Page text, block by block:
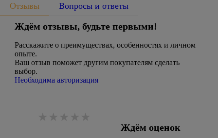
Отзывы Вопросы и ответы
Ждём отзывы, будьте первыми!
Расскажите о преимуществах, особенностях и личном
опыте.
Ваш отзыв поможет другим покупателям сделать
выбор.
Необходима авторизация
Ждём оценок